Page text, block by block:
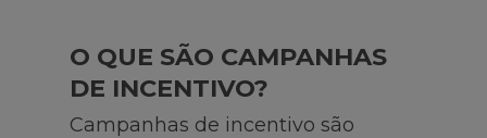
O QUE SÃO CAMPANHAS
DE INCENTIVO?
Campanhas de incentivo são